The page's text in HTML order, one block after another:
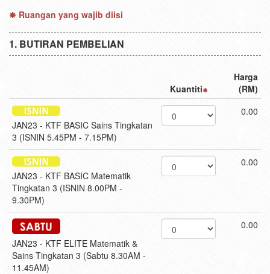
Ruangan yang wajib diisi
BUTIRAN PEMBELIAN
Kuantiti
Harga
(RM)
JAN23 - KTF BASIC Sains Tingkatan
3 (ISNIN 5.45PM - 7.15PM)
0.00
JAN23 - KTF BASIC Matematik
Tingkatan 3 (ISNIN 8.00PM -
9.30PM)
0.00
JAN23 - KTF ELITE Matematik &
Sains Tingkatan 3 (Sabtu 8.30AM -
11.45AM)
0.00